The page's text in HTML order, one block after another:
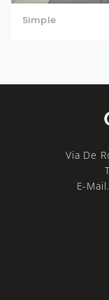
Simple
Via De
E-